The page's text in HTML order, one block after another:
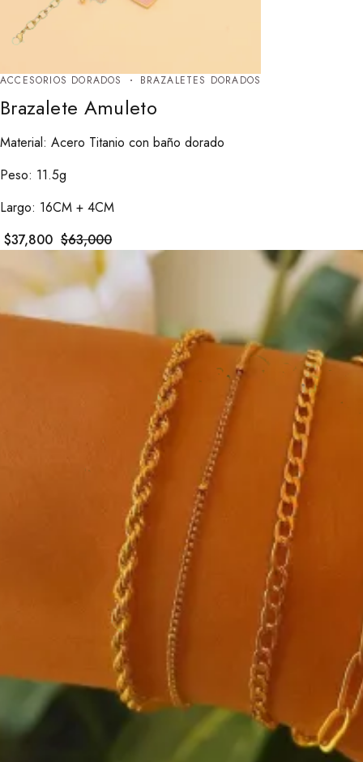
ACCESORIOS DORADOS BRAZALETES DORADOS
Brazalete Amuleto
Material: Acero Titanio con baño dorado
Peso: 11.5g
Largo: 16CM + 4CM
$63,000
$37,800